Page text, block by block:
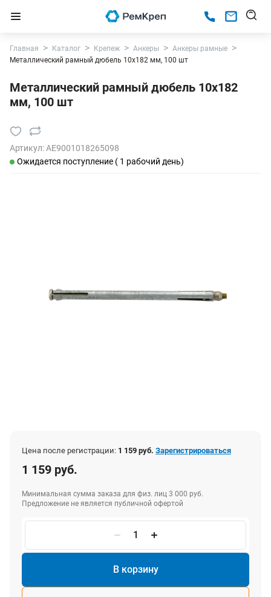
Главная Каталог Крепеж Анкеры
Анкеры рамные
Металлический рамный дюбель 10х182 мм, 100 шт
Металлический рамный дюбель 10х182
мм, 100 шт
Артикул:AE9001018265098
Ожидается поступление ( 1 рабочий день)
Цена после регистрации: 1 159 руб. Зарегистрироваться
1 159 руб.
Минимальная сумма заказа для физ. лиц 3 000 руб.
Предложение не является публичной офертой
В корзину